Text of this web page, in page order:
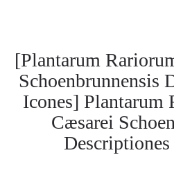
[Plantarum
Schoenbrunnensis
Icones] Plantarum
Cæsarei